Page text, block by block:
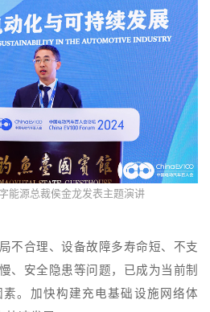
能源总裁侯金龙发表主题演讲
不合理、设备故障多寿命短、不支
、安全隐患等问题，已成为当前制
。加快构建充电基础设施网络体